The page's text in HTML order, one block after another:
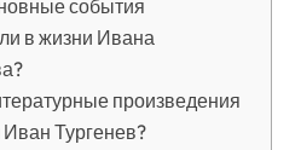
события
в жизни Ивана
произведения
Тургенев?